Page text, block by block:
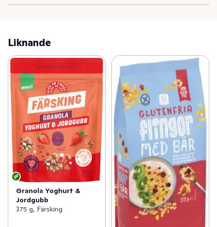
Liknande
Granola Yoghurt &
Jordgubb
375 g, Färsking